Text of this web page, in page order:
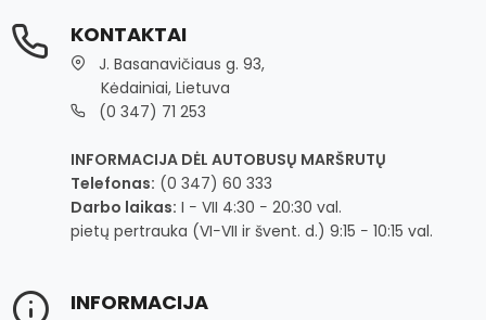
KONTAKTAI
J. Basanavičiaus g. 93,
Kėdainiai, Lietuva
(0 347) 71 253
INFORMACIJA DĖL AUTOBUSŲ MARŠRUTŲ
Telefonas: (0 347) 60 333
Darbo laikas: I − VII 4:30 − 20:30 val.
pietų pertrauka (VI−VII ir švent. d.) 9:15 − 10:15 val.
INFORMACIJA